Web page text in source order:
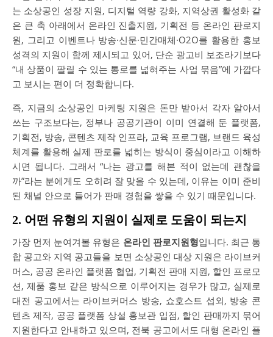
는 소상공인 성장 지원, 디지털 역량 강화, 지역상권 활성화 같
은 큰 축 아래에서 온라인 진출지원, 기획전 등 온라인 판로지
원, 그리고 이벤트나 방송·신문·민간매체·O2O를 활용한 홍보
성격의 지원이 함께 제시되고 있어, 단순 광고비 보조라기보다
“내 상품이 팔릴 수 있는 통로를 넓혀주는 사업 묶음”에 가깝다
고 보시는 편이 더 정확합니다.
즉, 지금의 소상공인 마케팅 지원은 돈만 받아서 각자 알아서
쓰는 구조보다는, 정부나 공공기관이 이미 연결해 둔 플랫폼,
기획전, 방송, 콘텐츠 제작 인프라, 교육 프로그램, 브랜드 육성
체계를 활용해 실제 판로를 넓히는 방식이 중심이라고 이해하
시면 됩니다. 그래서 “나는 광고를 해본 적이 없는데 괜찮을
까”라는 분에게도 오히려 잘 맞을 수 있는데, 이유는 이미 준비
된 채널 안으로 들어가 판매 경험을 쌓을 수 있기 때문입니다.
2. 어떤 유형의 지원이 실제로 도움이 되는지
가장 먼저 눈여겨볼 유형은 온라인 판로지원형입니다. 최근 통
합 공고와 지역 공고들을 보면 소상공인 대상 지원은 라이브커
머스, 공공 온라인 플랫폼 협업, 기획전 판매 지원, 할인 프로모
션, 제품 홍보 같은 방식으로 이루어지는 경우가 많고, 실제로
대전 공고에서는 라이브커머스 방송, 쇼호스트 섭외, 방송 콘
텐츠 제작, 공공 플랫폼 상설 홍보관 입점, 할인 판매까지 묶어
지원한다고 안내하고 있으며, 전북 공고에서도 대형 온라인 플